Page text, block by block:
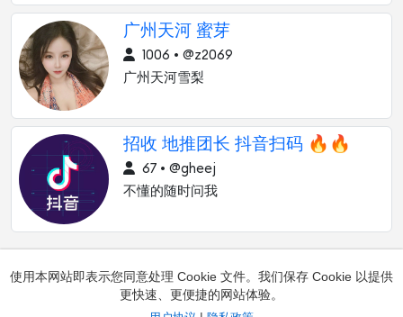
广州天河 蜜芽
1006 • @z2069
广州天河雪梨
招收 地推团长 抖音扫码 🔥🔥
67 • @gheej
不懂的随时问我
使用本网站即表示您同意处理 Cookie 文件。我们保存 Cookie 以提供
更快速、更便捷的网站体验。